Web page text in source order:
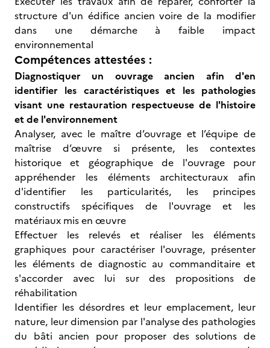
structure d'un édifice ancien voire de la modifier
dans une démarche à faible impact
environnemental
Compétences attestées :
Diagnostiquer un ouvrage ancien afin d'en
identifier les caractéristiques et les pathologies
visant une restauration respectueuse de l'histoire
et de l'environnement
Analyser, avec le maître d’ouvrage et l’équipe de
maîtrise d’œuvre si présente, les contextes
historique et géographique de l'ouvrage pour
appréhender les éléments architecturaux afin
d'identifier les particularités, les principes
constructifs spécifiques de l'ouvrage et les
matériaux mis en œuvre
Effectuer les relevés et réaliser les éléments
graphiques pour caractériser l'ouvrage, présenter
les éléments de diagnostic au commanditaire et
s'accorder avec lui sur des propositions de
réhabilitation
Identifier les désordres et leur emplacement, leur
nature, leur dimension par l'analyse des pathologies
du bâti ancien pour proposer des solutions de